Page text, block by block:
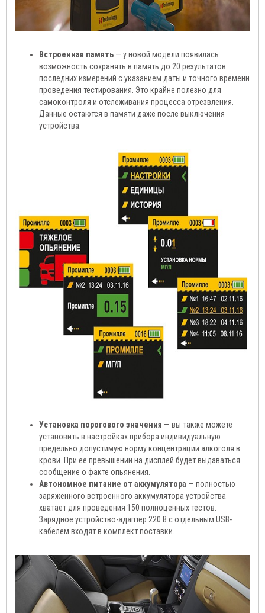
Встроенная память — у новой модели появилась
возможность сохранять в память до 20 результатов
последних измерений с указанием даты и точного времени
проведения тестирования. Это крайне полезно для
самоконтроля и отслеживания процесса отрезвления.
Данные остаются в памяти даже после выключения
устройства.
Установка порогового значения — вы также можете
установить в настройках прибора индивидуальную
предельно допустимую норму концентрации алкоголя в
крови. При ее превышении на дисплей будет выдаваться
сообщение о факте опьянения.
Автономное питание от аккумулятора — полностью
заряженного встроенного аккумулятора устройства
хватает для проведения 150 полноценных тестов.
Зарядное устройство-адаптер 220 В с отдельным USB-
кабелем входят в комплект поставки.